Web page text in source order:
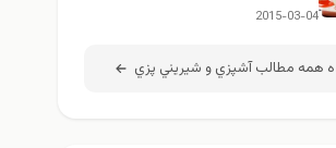
2015-03-04
همه مطالب آشپزي و شيريني پزي